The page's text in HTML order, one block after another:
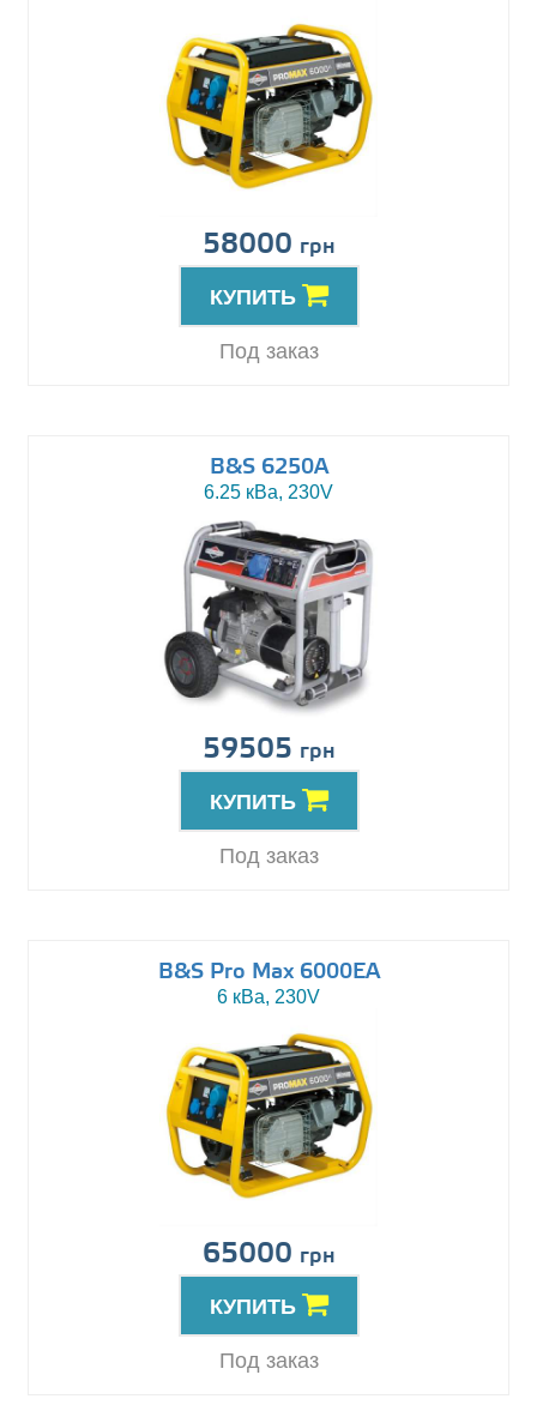
58000 грн
КУПИТЬ
Под заказ
B&S 6250A
6.25 кВа, 230V
59505 грн
КУПИТЬ
Под заказ
B&S Pro Max 6000EA
6 кВа, 230V
65000 грн
КУПИТЬ
Под заказ